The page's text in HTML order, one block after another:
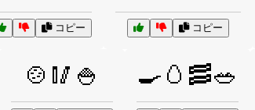
コピー コピー
🍲🥢🍚 🍳🥚🥓🥗